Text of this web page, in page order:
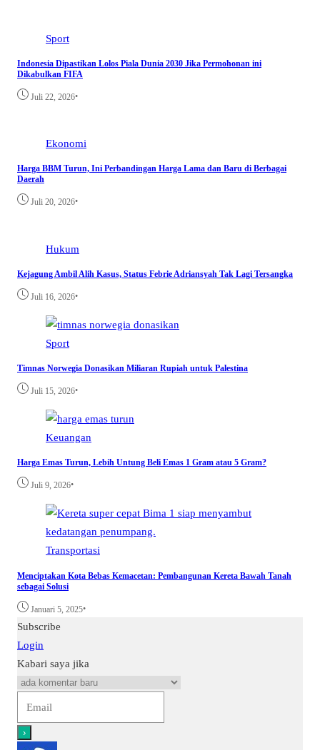
Sport
Indonesia Dipastikan Lolos Piala Dunia 2030 Jika Permohonan ini
Dikabulkan FIFA
Juli 22, 2026•
Ekonomi
Harga BBM Turun, Ini Perbandingan Harga Lama dan Baru di Berbagai
Daerah
Juli 20, 2026•
Hukum
Kejagung Ambil Alih Kasus, Status Febrie Adriansyah Tak Lagi Tersangka
Juli 16, 2026•
Sport
Timnas Norwegia Donasikan Miliaran Rupiah untuk Palestina
Juli 15, 2026•
Keuangan
Harga Emas Turun, Lebih Untung Beli Emas 1 Gram atau 5 Gram?
Juli 9, 2026•
Transportasi
Menciptakan Kota Bebas Kemacetan: Pembangunan Kereta Bawah Tanah
sebagai Solusi
Januari 5, 2025•
Subscribe
Login
Kabari saya jika